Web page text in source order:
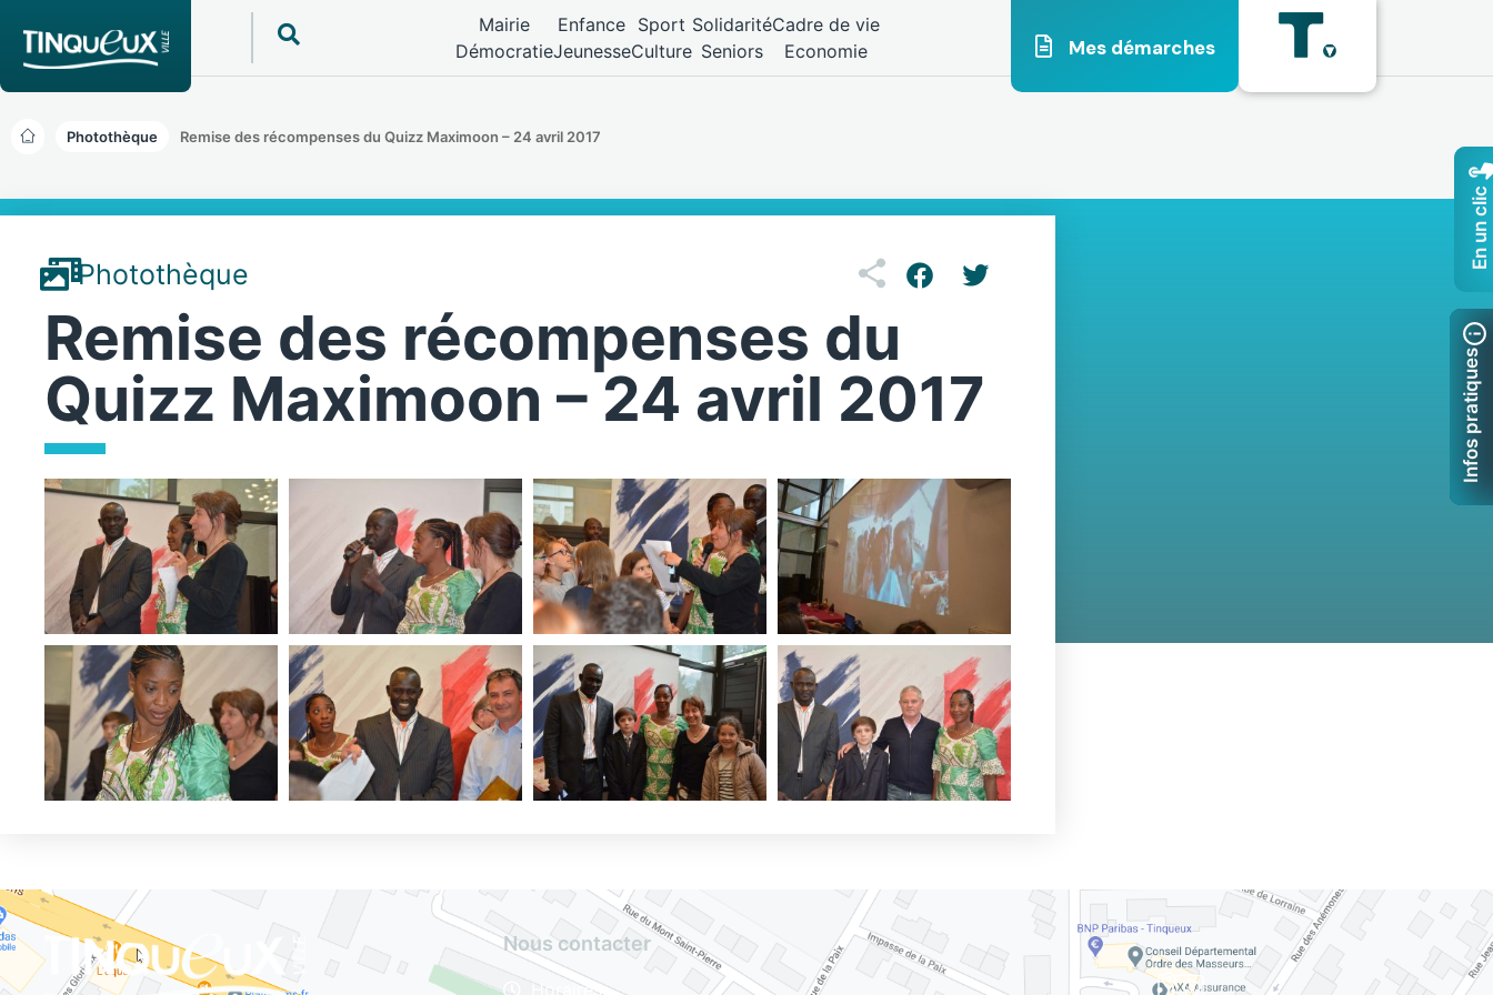
Mairie
Démocratie
Enfance
Jeunesse
Sport
Culture
Solidarité
Seniors
Cadre de vie
Economie
Mes démarches
Photothèque Remise des récompenses du Quizz Maximoon – 24 avril 2017
Photothèque
Remise des récompenses du
Quizz Maximoon – 24 avril 2017
Nous contacter
Horaires
En un clic
Infos pratiques